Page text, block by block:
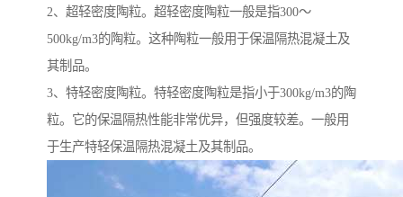
2、超轻密度陶粒。超轻密度陶粒一般是指300～
500kg/m3的陶粒。这种陶粒一般用于保温隔热混凝土及
其制品。
3、特轻密度陶粒。特轻密度陶粒是指小于300kg/m3的陶
粒。它的保温隔热性能非常优异，但强度较差。一般用
于生产特轻保温隔热混凝土及其制品。